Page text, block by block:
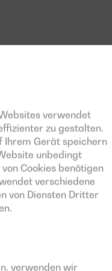
verwendet
zu gestalten.
Ihrem Gerät speichern
unbedingt
Cookies benötigen
verschiedene
von Diensten Dritter
verwenden wir